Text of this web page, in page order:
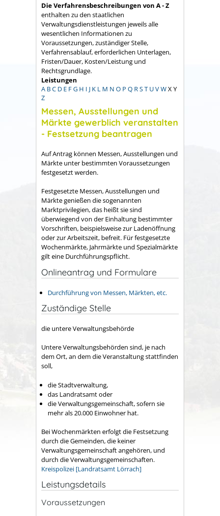
Die Verfahrensbeschreibungen von A - Z
enthalten zu den staatlichen
Verwaltungsdienstleistungen jeweils alle
wesentlichen Informationen zu
Voraussetzungen, zuständiger Stelle,
Verfahrensablauf, erforderlichen Unterlagen,
Fristen/Dauer, Kosten/Leistung und
Rechtsgrundlage.
Leistungen
A BC D E FG H I J K L M N O P Q RST UVWX Y
Z
Messen, Ausstellungen und
Märkte gewerblich veranstalten
- Festsetzung beantragen
Auf Antrag können Messen, Ausstellungen und
Märkte unter bestimmten Voraussetzungen
festgesetzt werden.
Festgesetzte Messen, Ausstellungen und
Märkte genießen die sogenannten
Marktprivilegien, das heißt sie sind
überwiegend von der Einhaltung bestimmter
Vorschriften, beispielsweise zur Ladenöffnung
oder zur Arbeitszeit, befreit. Für festgesetzte
Wochenmärkte, Jahrmärkte und Spezialmärkte
gilt eine Durchführungspflicht.
Onlineantrag und Formulare
Durchführung von Messen, Märkten, etc.
Zuständige Stelle
die untere Verwaltungsbehörde
Untere Verwaltungsbehörden sind, je nach
dem Ort, an dem die Veranstaltung stattfinden
soll,
die Stadtverwaltung,
das Landratsamt oder
die Verwaltungsgemeinschaft, sofern sie
mehr als 20.000 Einwohner hat.
Bei Wochenmärkten erfolgt die Festsetzung
durch die Gemeinden, die keiner
Verwaltungsgemeinschaft angehören, und
durch die Verwaltungsgemeinschaften.
Kreispolizei [Landratsamt Lörrach]
Leistungsdetails
Voraussetzungen